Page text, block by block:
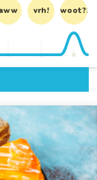
vrh! woot?!